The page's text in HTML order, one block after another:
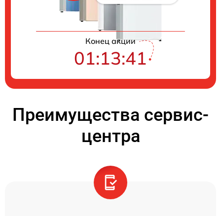
Конец акции
01:13:41
Преимущества сервис-
центра